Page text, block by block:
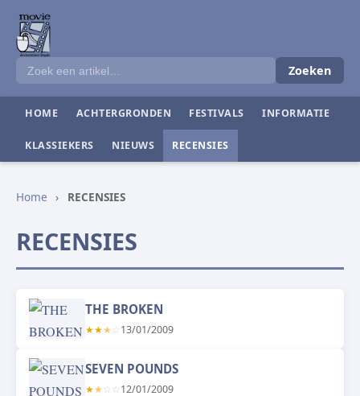
Zoeken
HOME ACHTERGRONDEN FESTIVALS INFORMATIE
KLASSIEKERS NIEUWS RECENSIES
Home › RECENSIES
RECENSIES
THE BROKEN
★★★ ☆ 13/01/2009
SEVEN POUNDS
★★ ☆ ☆ 12/01/2009